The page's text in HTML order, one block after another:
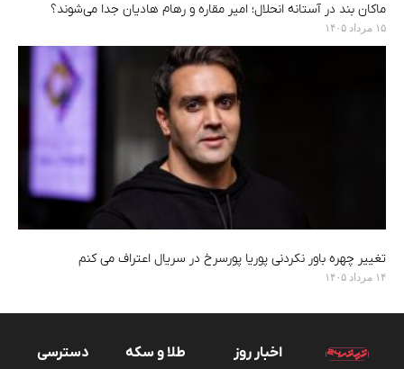
ماکان بند در آستانه انحلال؛ امیر مقاره و رهام هادیان جدا می‌شوند؟
۱۵ مرداد ۱۴۰۵
تغییر چهره باور نکردنی پوریا پورسرخ در سریال اعتراف می کنم
۱۴ مرداد ۱۴۰۵
اخبار روز طلا و سکه
دسترسی